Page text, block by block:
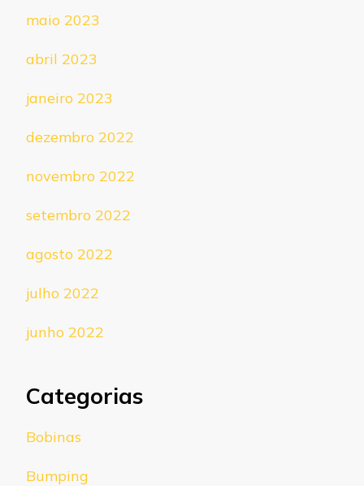
maio 2023
abril 2023
janeiro 2023
dezembro 2022
novembro 2022
setembro 2022
agosto 2022
julho 2022
junho 2022
Categorias
Bobinas
Bumping